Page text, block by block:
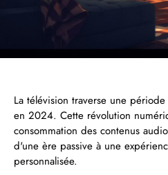
La télévision traverse une
en 2024. Cette révolution
consommation des contenus
d'une ère passive à une
personnalisée.